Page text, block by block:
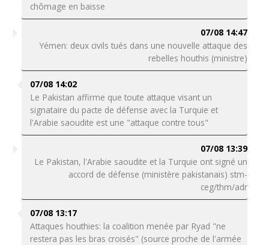
chômage en baisse
07/08 14:47
Yémen: deux civils tués dans une nouvelle attaque des
rebelles houthis (ministre)
07/08 14:02
Le Pakistan affirme que toute attaque visant un
signataire du pacte de défense avec la Turquie et
l'Arabie saoudite est une "attaque contre tous"
07/08 13:39
Le Pakistan, l'Arabie saoudite et la Turquie ont signé un
accord de défense (ministère pakistanais) stm-
ceg/thm/adr
07/08 13:17
Attaques houthies: la coalition menée par Ryad "ne
restera pas les bras croisés" (source proche de l'armée